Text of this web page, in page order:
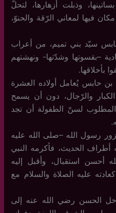
وذبلت أزهارها، لتحلّ
فيها لمعاني الرّقة والحنوّ،
سيّد بني تميم، من أعراب
–بقسوتها وشدّتها- ونهشتهم
بأخلاقها.
حابس يُعامل أولاده العشرة
والرّجال، دون أن يسمح
لسنّ الطفولة أن تجد
رسول الله –صلى الله عليه
الحديث، فأكرمه النبي
أحسن استقبال، وأقبل إليه
عليه الصلاة والسلام مع
الحسن رضي الله عنه إلى